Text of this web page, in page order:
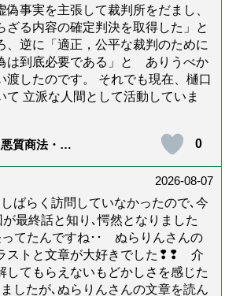
偽事実を主張して裁判所をだまし、
ざる内容の確定判決を取得した」と
、逆に「適正，公平な裁判のために
は到底必要である」と ありうべか
渡したのです。 それでも現在、樋口
て 立派な人間として活動していま
質商法・訪
策「騙されや
【社会福祉
0
2026-08-07
ばらく訪問していなかったので､今
最終話と知り､愕然となりました
てたんですね･･ ぬらりんさんの
ストと文章が大好きでした❢❢ 介
してもらえないもどかしさを感じた
したが､ぬらりんさんの文章を読ん